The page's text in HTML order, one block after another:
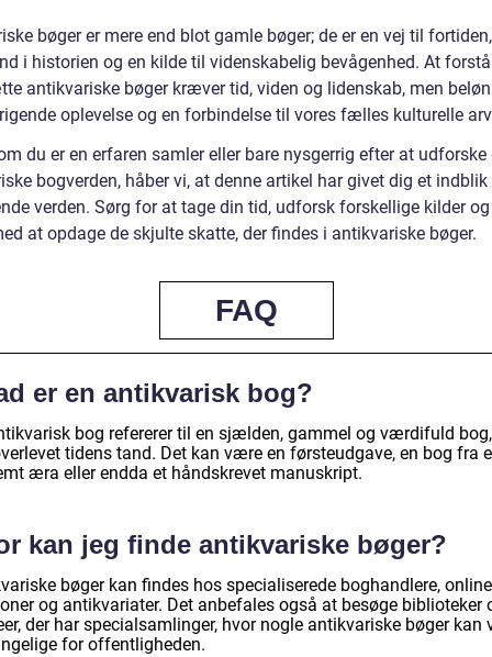
bøger er mere end blot gamle bøger; de er en vej til
i historien og en kilde til videnskabelig bevågenhed. At
antikvariske bøger kræver tid, viden og lidenskab, men
oplevelse og en forbindelse til vores fælles kulturelle
du er en erfaren samler eller bare nysgerrig efter at udforske
bogverden, håber vi, at denne artikel har givet dig et indblik
verden. Sørg for at tage din tid, udforsk forskellige kilder
at opdage de skjulte skatte, der findes i antikvariske bøger.
FAQ
er en antikvarisk bog?
bog refererer til en sjælden, gammel og værdifuld
tidens tand. Det kan være en førsteudgave, en bog fra
æra eller endda et håndskrevet manuskript.
kan jeg finde antikvariske bøger?
bøger kan findes hos specialiserede boghandlere, online
og antikvariater. Det anbefales også at besøge biblioteker
der har specialsamlinger, hvor nogle antikvariske bøger kan
for offentligheden.